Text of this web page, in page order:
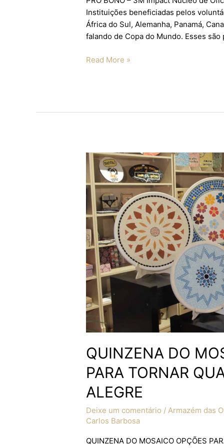
Instituições beneficiadas pelos
África do Sul, Alemanha, Panamá,
falando de Copa do Mundo. Esses
Read More »
QUINZENA DO
PARA TORNAR
ALEGRE
Deixe um comentário /Armazém das
Carlos Barbosa
QUINZENA DO MOSAICO OPÇÕES
QUINZENA
DO
MOSAICO
OFERECE
OPÇÕES
PARA
TORNAR
QUALQUER
AMBIENTE
MAIS
ALEGRE